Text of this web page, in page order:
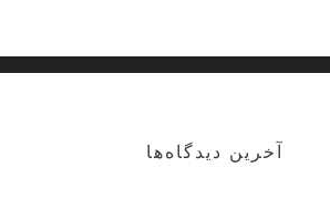
آخرین دیدگاه‌ها